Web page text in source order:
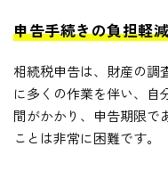
申告手続きの負担軽減
相続税申告は、財産の調
に多くの作業を伴い、自
間がかかり、申告期限で
ことは非常に困難です。